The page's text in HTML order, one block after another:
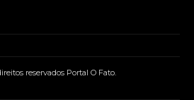
reservados Portal O Fato.